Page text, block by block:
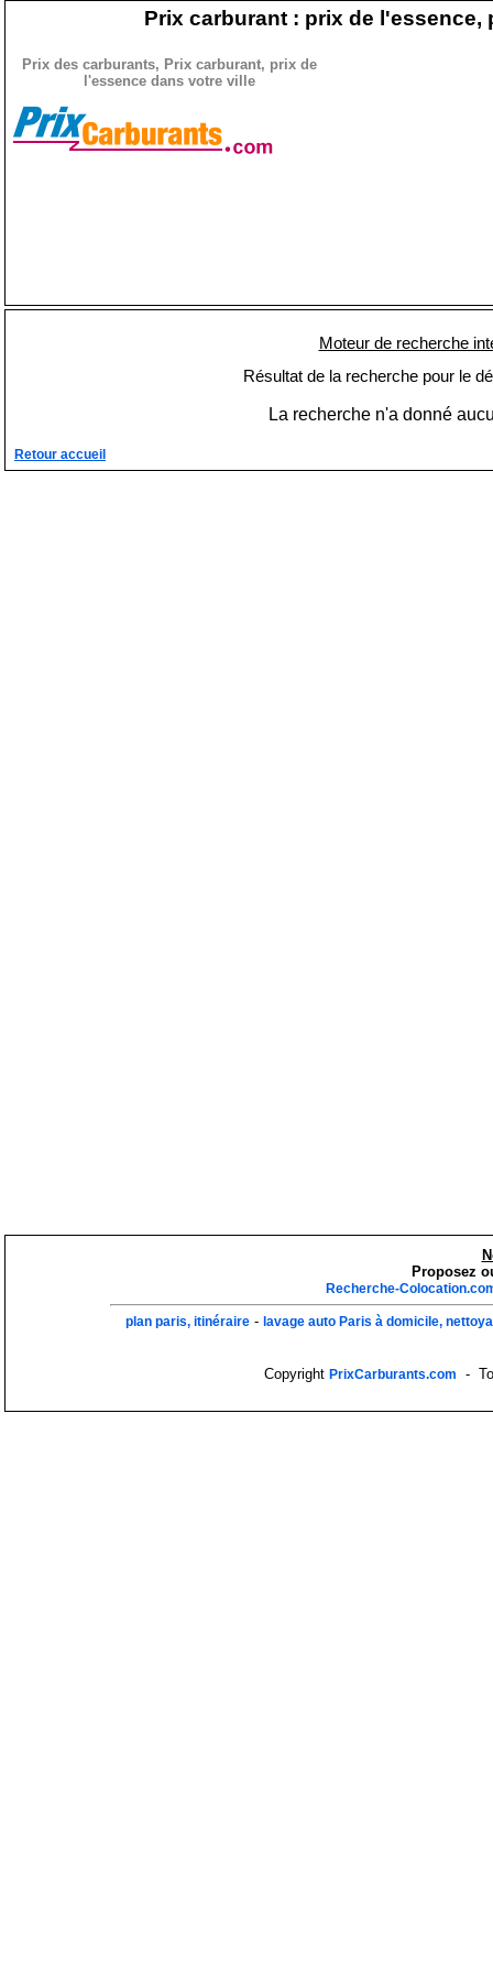
Prix carburant : prix de
Prix des carburants, Prix carburant, prix de
l'essence dans votre ville
Moteur de recherche
Résultat de la recherche pour le
La recherche n'a donné
Retour accueil
Proposez
Recherche-
plan paris, itinéraire - lavage auto Paris à domicile,
Copyright PrixCarburants.com -